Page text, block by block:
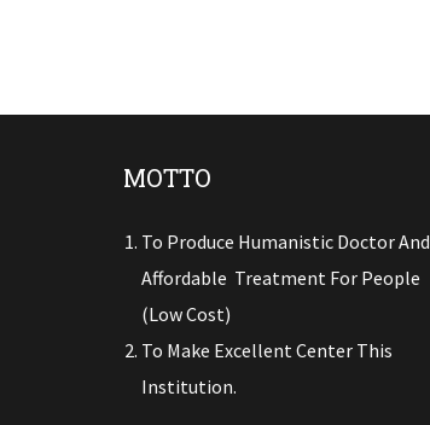
MOTTO
To Produce Humanistic Doctor And
Affordable Treatment For People
(low Cost)
To Make Excellent Center This
Institution.